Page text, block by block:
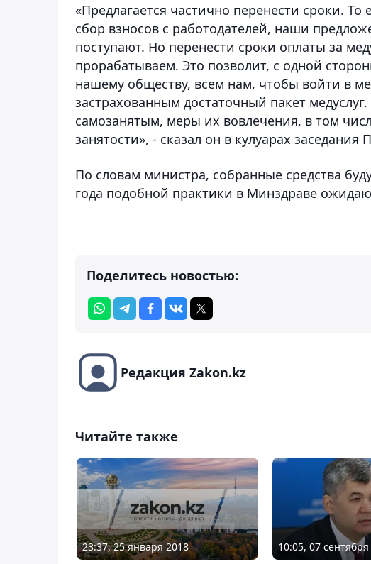
«Предлагается частично перенести сроки.
сбор взносов с работодателей, наши
поступают. Но перенести сроки оплаты за
прорабатываем. Это позволит, с одной
нашему обществу, всем нам, чтобы войти в
застрахованным достаточный пакет
самозанятым, меры их вовлечения, в том
занятости», - сказал он в кулуарах заседания
По словам министра, собранные средства
года подобной практики в Минздраве
Поделитесь новостью:
Редакция Zakon.kz
Читайте также
23:37, 25 января 2018 10:05, 07